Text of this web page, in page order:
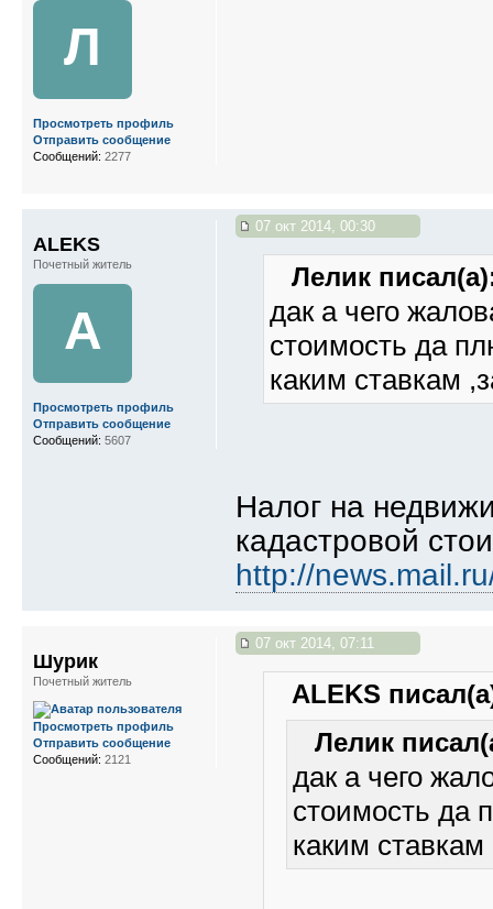
Л
Просмотреть профиль
Отправить сообщение
Сообщений: 2277
07 окт 2014, 00:30
Лелик
дак а чего
стоимость да
каким ставкам
Налог на
кадастровой
http://
ALEKS
Почетный житель
A
Просмотреть профиль
Отправить сообщение
Сообщений: 5607
07 окт 2014, 07:11
ALEKS
Лелик
дак а чего
стоимость да
каким
Шурик
Почетный житель
Просмотреть профиль
Отправить сообщение
Сообщений: 2121